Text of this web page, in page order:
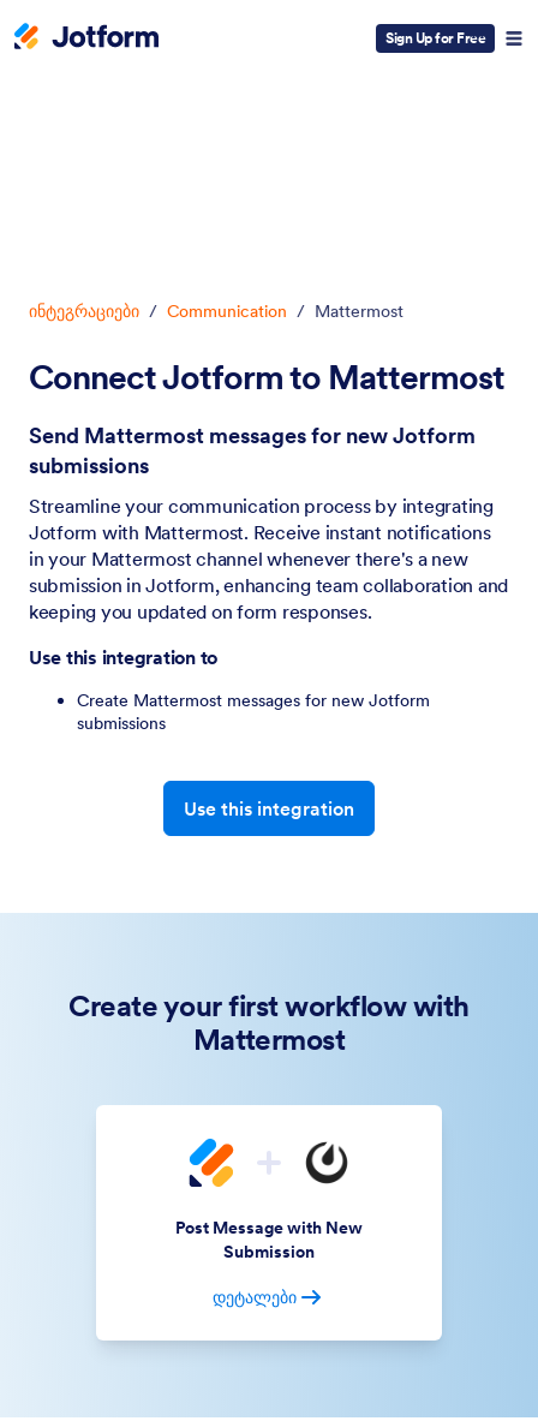
Sign Up for Free
ინტეგრაციები / Communication / Mattermost
Connect Jotform to Mattermost
Send Mattermost messages for new Jotform
submissions
Streamline your communication process by integrating
Jotform with Mattermost. Receive instant notifications
in your Mattermost channel whenever there's a new
submission in Jotform, enhancing team collaboration and
keeping you updated on form responses.
Use this integration to
Create Mattermost messages for new Jotform
submissions
Use this integration
Create your first workflow with
Mattermost
Post Message with New
Submission
დეტალები